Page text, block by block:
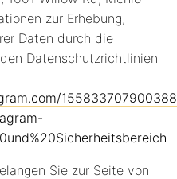
zur Erhebung,
Daten durch die
Datenschutzrichtlinien
Sie zur Seite von